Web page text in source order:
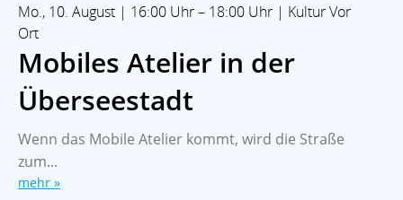
Mo., 10. August | 16:00 Uhr – 18:00 Uhr | Kultur Vor
Ort
Mobiles Atelier in der
Überseestadt
Wenn das Mobile Atelier kommt, wird die Straße
zum...
mehr »